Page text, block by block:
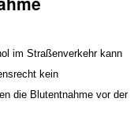
im Straßenverkehr kann
kein
die Blutentnahme vor der